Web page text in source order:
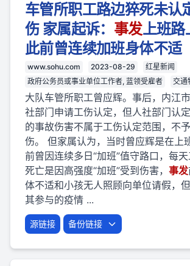
车管所职工路边猝死未认
伤 家属起诉： 事发上班路
此前曾连续加班身体不适
www.sohu.com 2023-08-29
红星新闻
政府公务员或事业单位工作者, 蓝领受雇者
交通
大队车管所职工曾应辉。事后，内江
社部门申请工伤认定，但人社部门认
的事故伤害不属于工伤认定范围，不
伤。 但家属认为，当时曾应辉是在上
前曾因连续多日“加班”值守路口，每天
死亡是因高强度“加班”受到伤害， 事发
体不适和小孩无人照顾向单位请假，但
其参与的疫情 ...
源链接 备份链接